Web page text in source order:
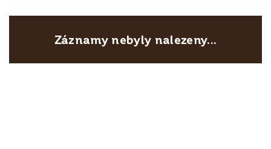
Záznamy nebyly nalezeny...